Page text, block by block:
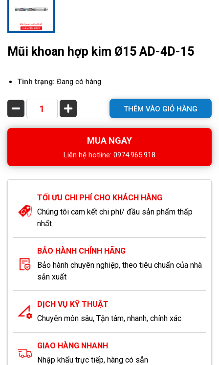
Mũi khoan hợp kim Ø15 AD-4D-15
Tình trạng: Đang có hàng
THÊM VÀO GIỎ HÀNG
MUA NGAY
Liên hệ hotline: 0974.965.918
TỐI ƯU CHI PHÍ CHO KHÁCH HÀNG
Chúng tôi cam kết chi phí/ đầu sản phẩm thấp
nhất
BẢO HÀNH CHÍNH HÃNG
Bảo hành chuyên nghiệp, theo tiêu chuẩn của nhà
sản xuất
DỊCH VỤ KỸ THUẬT
Chuyên môn sâu, Tận tâm, nhanh, chính xác
GIAO HÀNG NHANH
Nhập khẩu trực tiếp, hàng có sẵn